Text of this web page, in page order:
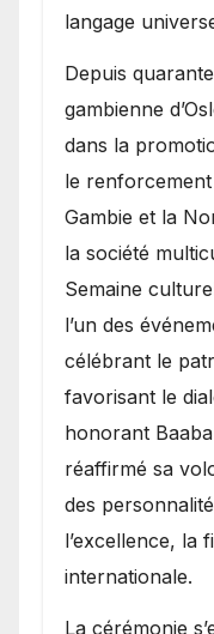
langage
​Depuis
gambienne
dans la
le renforcement
Gambie et la
la société
Semaine
l’un des
célébrant le
favorisant le
honorant
réaffirmé sa
des
l’excellence, la
internationale.
​La cérémonie